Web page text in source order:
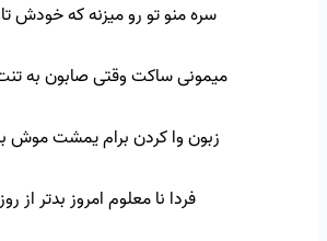
سره منو تو رو میزنه که خودش
میمونی ساکت وقتی صابون به
زبون وا کردن برام یمشت موش
فردا نا معلوم امروز بدتر از